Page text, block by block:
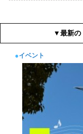
▼最新の
●イベント